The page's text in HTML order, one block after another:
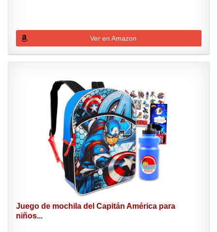
Ver en Amazon
Juego de mochila del Capitán América para
niños...